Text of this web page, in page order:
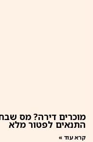
התנאים לפטור מלא
קרא עוד »